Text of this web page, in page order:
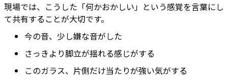
現場では、こうした「何かおかしい」という感覚を言葉にし
て共有することが大切です。
今の音、少し嫌な音がした
さっきより脚立が揺れる感じがする
このガラス、片側だけ当たりが強い気がする